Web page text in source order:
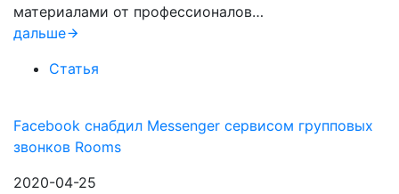
материалами от профессионалов…
дальше
Статья
Facebook снабдил Messenger сервисом групповых
звонков Rooms
2020-04-25